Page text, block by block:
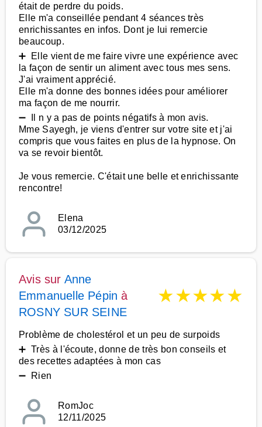
était de perdre du poids.
Elle m'a conseillée pendant 4 séances très
enrichissantes en infos. Dont je lui remercie
beaucoup.
➕ Elle vient de me faire vivre une expérience avec
la façon de sentir un aliment avec tous mes sens.
J'ai vraiment apprécié.
Elle m'a donne des bonnes idées pour améliorer
ma façon de me nourrir.
➖ Il n y a pas de points négatifs à mon avis.
Mme Sayegh, je viens d'entrer sur votre site et j'ai
compris que vous faites en plus de la hypnose. On
va se revoir bientôt.
Je vous remercie. C'était une belle et enrichissante
rencontre!
Elena
03/12/2025
Avis sur Anne
Emmanuelle Pépin à
ROSNY SUR SEINE
★★★★★
Problème de cholestérol et un peu de surpoids
➕ Très à l'écoute, donne de très bon conseils et
des recettes adaptées à mon cas
➖ Rien
RomJoc
12/11/2025